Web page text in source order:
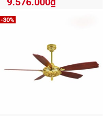
là:
-30%